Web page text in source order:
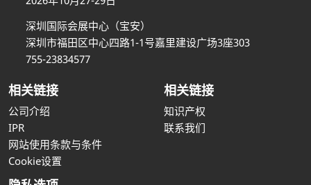
深圳国际会展中心（宝安）
深圳市福田区中心四路1-1号嘉里建设广场3座303
755-23834577
相关链接
公司介绍
IPR
网站使用条款与条件
Cookie设置
相关链接
知识产权
联系我们